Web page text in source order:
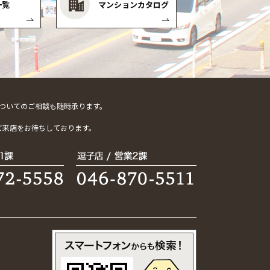
マンションカタログ
てのご相談も随時承ります。
店をお待ちしております。